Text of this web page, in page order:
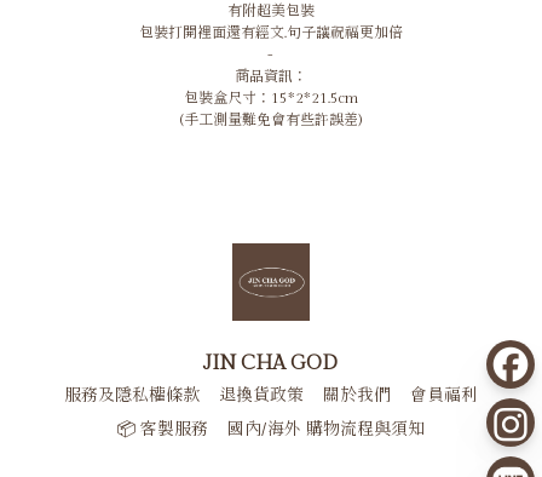
有附超美包裝
包裝打開裡面還有經文.句子讓祝福更加倍
-
商品資訊：
包裝盒尺寸：15*2*21.5cm
(手工測量難免會有些許誤差)
JIN CHA GOD
服務及隱私權條款 退換貨政策 關於我們
會員福利
📦 客製服務
國內/海外 購物流程與須知